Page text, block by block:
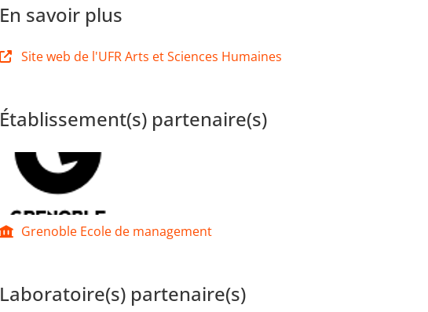
En savoir plus
Site web de l'UFR Arts et Sciences Humaines
Établissement(s) partenaire(s)
Grenoble Ecole de management
Laboratoire(s) partenaire(s)